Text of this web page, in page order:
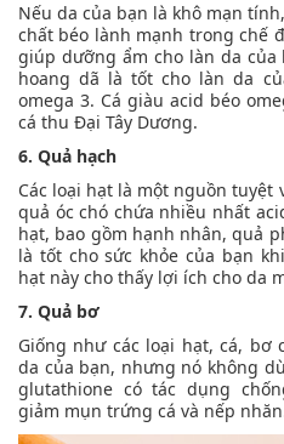
Nếu da của bạn là khô mạn
chất béo lành mạnh trong chế
giúp dưỡng ẩm cho làn da
hoang dã là tốt cho làn da
omega 3. Cá giàu acid béo
cá thu Đại Tây Dương.
6. Quả hạch
Các loại hạt là một nguồn tuyệt
quả óc chó chứa nhiều nhất
hạt, bao gồm hạnh nhân, quả
là tốt cho sức khỏe của bạn
hạt này cho thấy lợi ích cho da
7. Quả bơ
Giống như các loại hạt, cá, bơ
da của bạn, nhưng nó không
glutathione có tác dụng
giảm mụn trứng cá và nếp